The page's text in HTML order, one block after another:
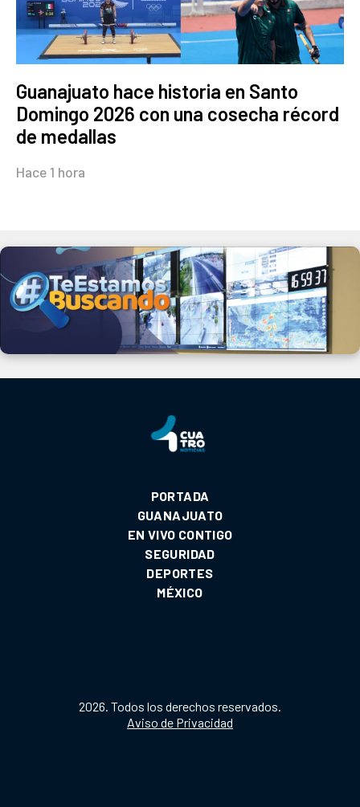
Guanajuato hace historia en Santo
Domingo 2026 con una cosecha récord
de medallas
Hace 1 hora
PORTADA
GUANAJUATO
EN VIVO CONTIGO
SEGURIDAD
DEPORTES
MÉXICO
2026. Todos los derechos reservados.
Aviso de Privacidad